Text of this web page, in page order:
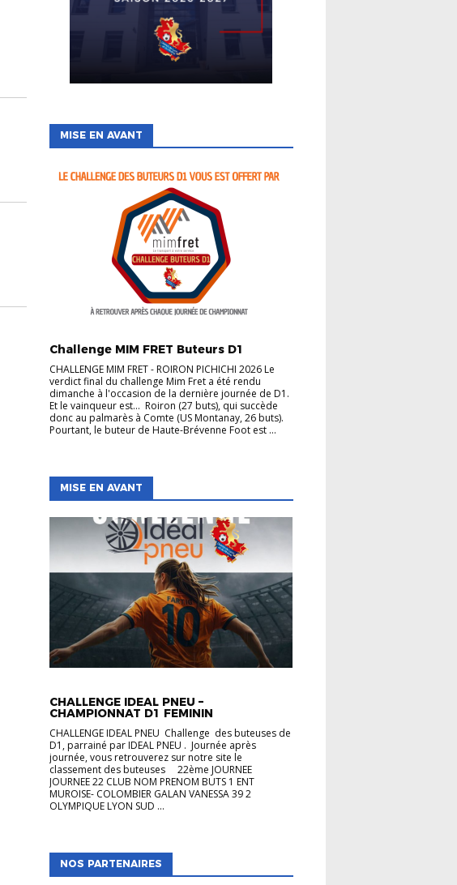
MISE EN AVANT
Challenge MIM FRET Buteurs D1
CHALLENGE MIM FRET - ROIRON PICHICHI 2026 Le
verdict final du challenge Mim Fret a été rendu
dimanche à l'occasion de la dernière journée de D1.
Et le vainqueur est... Roiron (27 buts), qui succède
donc au palmarès à Comte (US Montanay, 26 buts).
Pourtant, le buteur de Haute-Brévenne Foot est ...
MISE EN AVANT
CHALLENGE IDEAL PNEU –
CHAMPIONNAT D1 FEMININ
CHALLENGE IDEAL PNEU Challenge des buteuses de
D1, parrainé par IDEAL PNEU . Journée après
journée, vous retrouverez sur notre site le
classement des buteuses 22ème JOURNEE
JOURNEE 22 CLUB NOM PRENOM BUTS 1 ENT
MUROISE- COLOMBIER GALAN VANESSA 39 2
OLYMPIQUE LYON SUD ...
NOS PARTENAIRES